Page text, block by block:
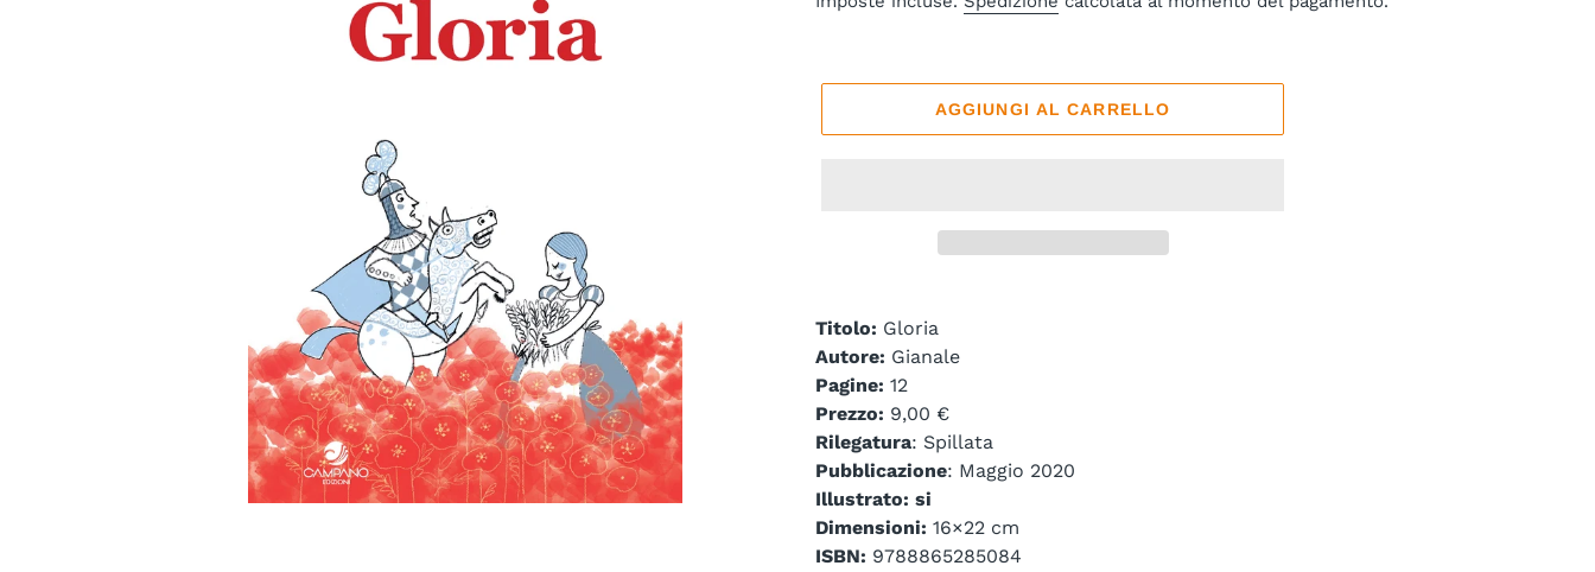
AGGIUNGI AL CARRELLO
Titolo: Gloria
Autore: Gianale
Pagine: 12
Prezzo: 9,00 €
Rilegatura: Spillata
Pubblicazione: Maggio 2020
Illustrato: si
Dimensioni: 16×22 cm
ISBN: 9788865285084